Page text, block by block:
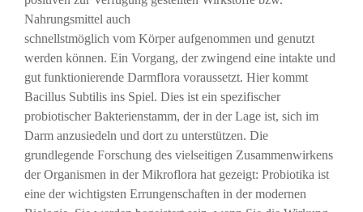
Nahrungsmittel auch
schnellstmöglich vom Körper aufgenommen und genutzt
werden können. Ein Vorgang, der zwingend eine intakte und
gut funktionierende Darmflora voraussetzt. Hier kommt
Bacillus Subtilis ins Spiel. Dies ist ein spezifischer
probiotischer Bakterienstamm, der in der Lage ist, sich im
Darm anzusiedeln und dort zu unterstützen. Die
grundlegende Forschung des vielseitigen Zusammenwirkens
der Organismen in der Mikroflora hat gezeigt: Probiotika ist
eine der wichtigsten Errungenschaften in der modernen